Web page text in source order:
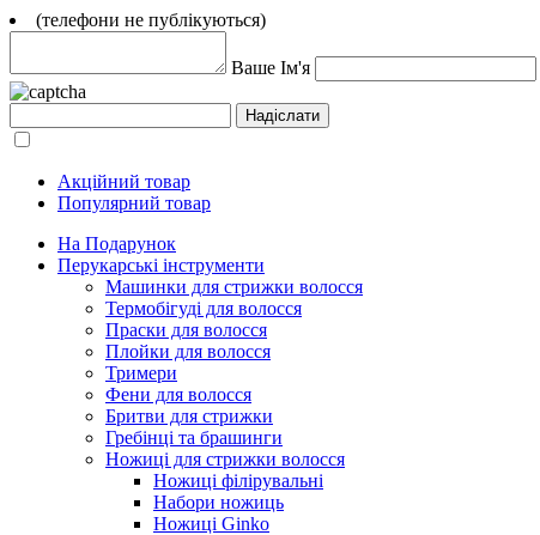
(телефони не публікуються)
Ваше Ім'я
Акційний товар
Популярний товар
На Подарунок
Перукарські інструменти
Машинки для стрижки волосся
Термобігуді для волосся
Праски для волосся
Плойки для волосся
Тримери
Фени для волосся
Бритви для стрижки
Гребінці та брашинги
Ножиці для стрижки волосся
Ножиці філірувальні
Набори ножиць
Ножиці Ginko